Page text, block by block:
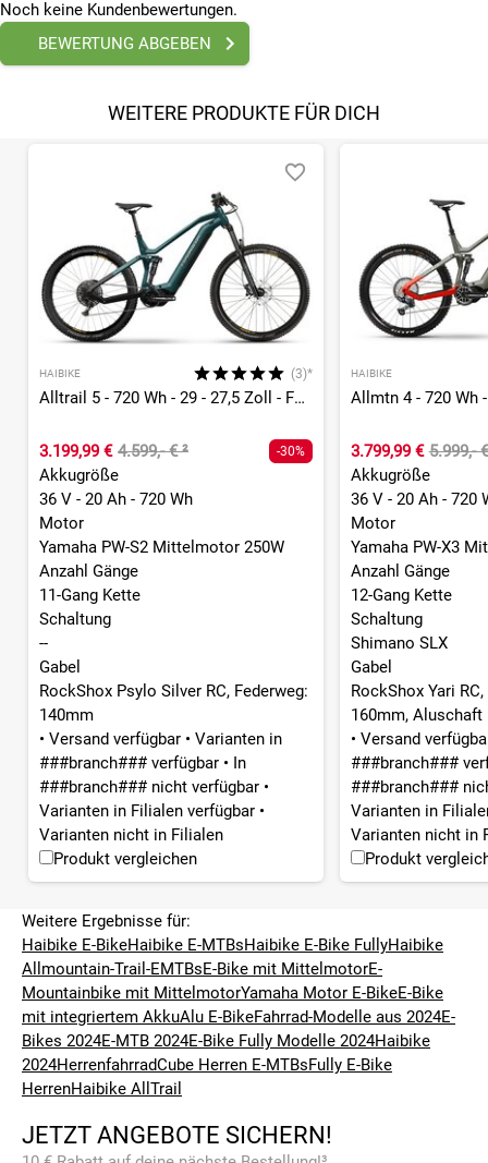
Noch keine Kundenbewertungen.
BEWERTUNG ABGEBEN
WEITERE PRODUKTE FÜR DICH
HAIBIKE (3)*
Alltrail 5 - 720 Wh - 29 - 27,5 Zoll - Fully
3.199,99 € 4.599,- €² -30%
Akkugröße
36 V - 20 Ah - 720 Wh
Motor
Yamaha PW-S2 Mittelmotor 250W
Anzahl Gänge
11-Gang Kette
Schaltung
--
Gabel
RockShox Psylo Silver RC, Federweg:
140mm
• Versand verfügbar • Varianten in
###branch### verfügbar • In
###branch### nicht verfügbar •
Varianten in Filialen verfügbar •
Varianten nicht in Filialen
Produkt vergleichen
HAIBIKE
3.799,99 € 5.999,-
Akkugröße
36 V - 20 Ah - 720
Motor
Yamaha PW-X3
Anzahl Gänge
12-Gang Kette
Schaltung
Shimano SLX
Gabel
RockShox Yari
160mm, Aluschaft
• Versand
###branch###
###branch###
Varianten in
Varianten nicht in
Produkt
Weitere Ergebnisse für:
Haibike E-BikeHaibike E-MTBsHaibike E-Bike FullyHaibike
Allmountain-Trail-EMTBsE-Bike mit MittelmotorE-
Mountainbike mit MittelmotorYamaha Motor E-BikeE-Bike
mit integriertem AkkuAlu E-BikeFahrrad-Modelle aus 2024E-
Bikes 2024E-MTB 2024E-Bike Fully Modelle 2024Haibike
2024HerrenfahrradCube Herren E-MTBsFully E-Bike
HerrenHaibike AllTrail
JETZT ANGEBOTE SICHERN!